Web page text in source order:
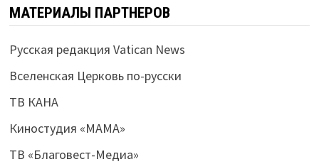
МАТЕРИАЛЫ ПАРТНЕРОВ
Русская редакция Vatican News
Вселенская Церковь по-русски
ТВ КАНА
Киностудия «МАМА»
ТВ «Благовест-Медиа»